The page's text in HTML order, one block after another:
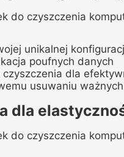
do czyszczenia
unikalnej
poufnych danych
dla
usuwaniu
dla
do czyszczenia